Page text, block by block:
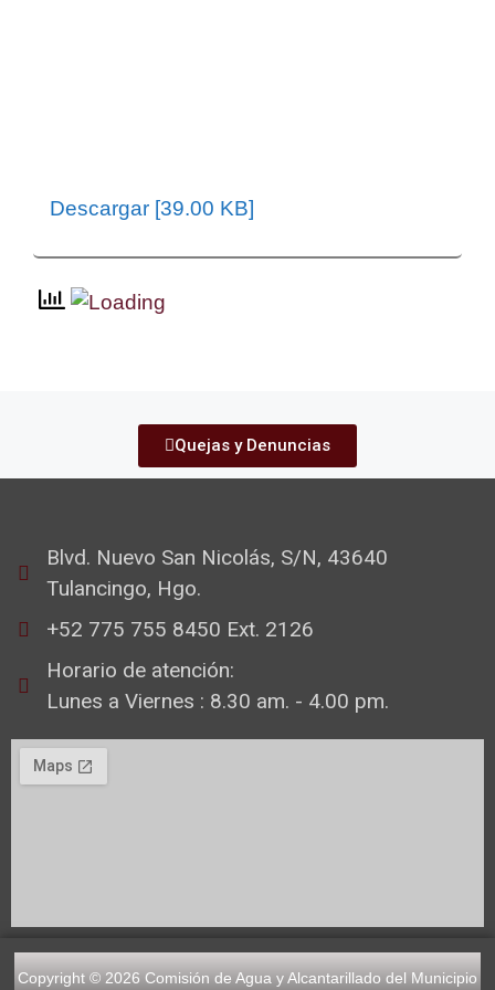
Descargar [39.00 KB]
Quejas y Denuncias
Blvd. Nuevo San Nicolás, S/N, 43640
Tulancingo, Hgo.
+52 775 755 8450 Ext. 2126
Horario de atención:
Lunes a Viernes : 8.30 am. - 4.00 pm.
Copyright © 2026 Comisión de Agua y Alcantarillado del Municipio